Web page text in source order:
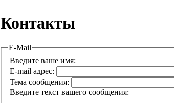
Контакты
E-Mail
Введите ваше имя:
E-mail адрес:
Тема сообщения:
Введите текст вашего сообщения: